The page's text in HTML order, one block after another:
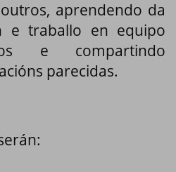
aprendendo da
e traballo en equipo
e compartindo
parecidas.